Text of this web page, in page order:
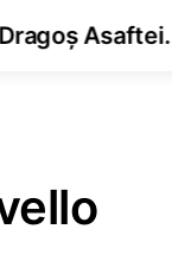
Dragoș Asaftei.